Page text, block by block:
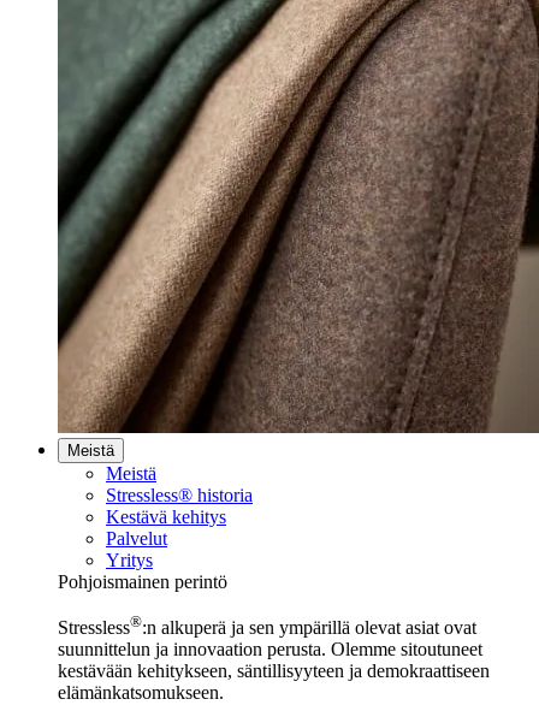
Meistä
Meistä
Stressless® historia
Kestävä kehitys
Palvelut
Yritys
Pohjoismainen perintö
Stressless®:n alkuperä ja sen ympärillä olevat asiat ovat
suunnittelun ja innovaation perusta. Olemme sitoutuneet
kestävään kehitykseen, säntillisyyteen ja demokraattiseen
elämänkatsomukseen.